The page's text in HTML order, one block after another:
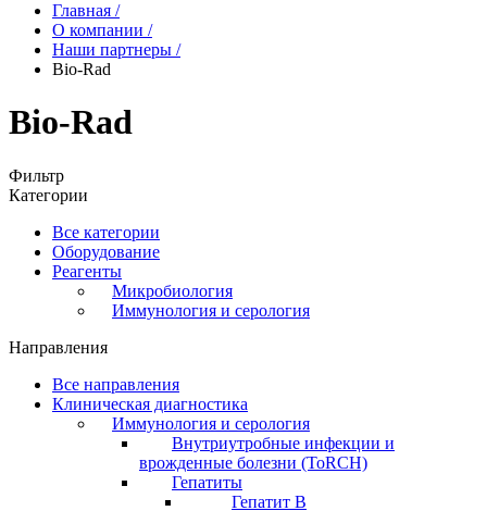
Главная /
О компании /
Наши партнеры /
Bio-Rad
Bio-Rad
Фильтр
Категории
Все категории
Оборудование
Реагенты
Микробиология
Иммунология и серология
Направления
Все направления
Клиническая диагностика
Иммунология и серология
Внутриутробные инфекции и
врожденные болезни (ToRCH)
Гепатиты
Гепатит B